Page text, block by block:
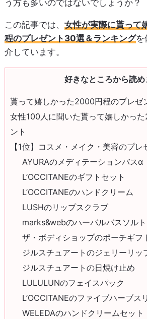
う方も多いのではないでしょうか？
この記事では、 女性が実際に貰って
程のプレゼント30選＆ランキングを
介しています。
好きなところから読め
貰って嬉しかった2000円程のプレゼ
女性100人に聞いた貰って嬉しかっ
ント
【1位】コスメ・メイク・美容のプレ
AYURAのメディテーションバスα
L’OCCITANEのギフトセット
L’OCCITANEのハンドクリーム
LUSHのリップスクラブ
marks&webのハーバルバスソルト
ザ・ボディショップのポーチギフ
ジルスチュアートのジェリーリッ
ジルスチュアートの日焼け止め
LULULUNのフェイスパック
L’OCCITANEのファイブハーブス
WELEDAのハンドクリームセット